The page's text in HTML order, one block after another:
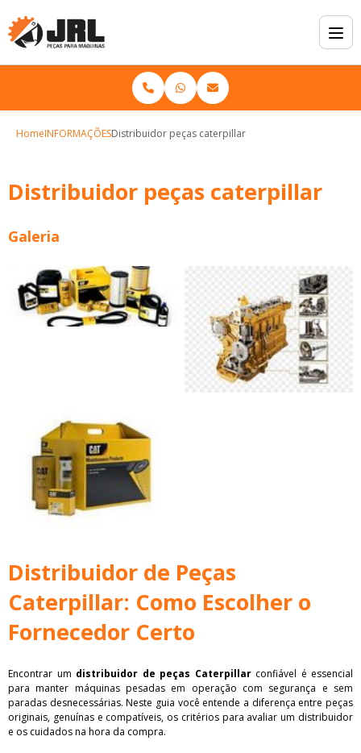
HomeINFORMAÇÕESDistribuidor peças caterpillar
Distribuidor peças caterpillar
Galeria
Distribuidor de Peças
Caterpillar: Como Escolher o
Fornecedor Certo
Encontrar um distribuidor de peças Caterpillarconfiável é essencial
para manter máquinas pesadas em operação com segurança e sem
paradas desnecessárias. Neste guia você entende a diferença entre peças
originais, genuínas e compatíveis, os critérios para avaliar um distribuidor
e os cuidados na hora da compra.